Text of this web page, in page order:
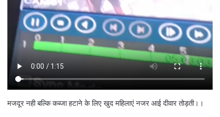
मजदूर नही बल्कि कब्जा हटाने के लिए खुद महिलाएं नजर आई दीवार तोड़ती।।